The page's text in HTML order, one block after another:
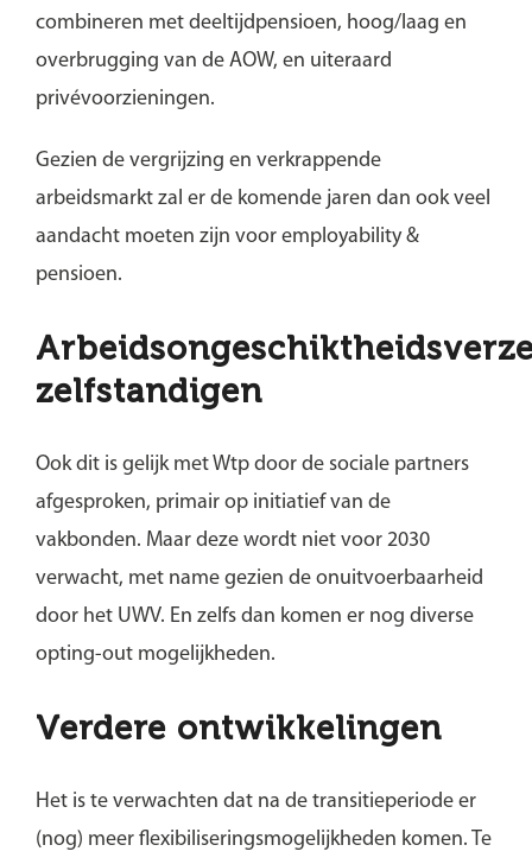
combineren met deeltijdpensioen, hoog/laag en
overbrugging van de AOW, en uiteraard
privévoorzieningen.
Gezien de vergrijzing en verkrappende
arbeidsmarkt zal er de komende jaren dan ook veel
aandacht moeten zijn voor employability &
pensioen.
zelfstandigen
Ook dit is gelijk met Wtp door de sociale partners
afgesproken, primair op initiatief van de
vakbonden. Maar deze wordt niet voor 2030
verwacht, met name gezien de onuitvoerbaarheid
door het UWV. En zelfs dan komen er nog diverse
opting-out mogelijkheden.
Verdere ontwikkelingen
Het is te verwachten dat na de transitieperiode er
(nog) meer flexibiliseringsmogelijkheden komen. Te